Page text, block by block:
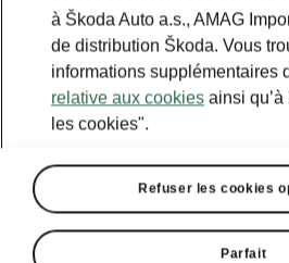
à Škoda Auto a.s., AMAG
de distribution Škoda. Vous
informations supplémentaires
relative aux cookies ainsi
les cookies".
Refuser les cookies
Parfait